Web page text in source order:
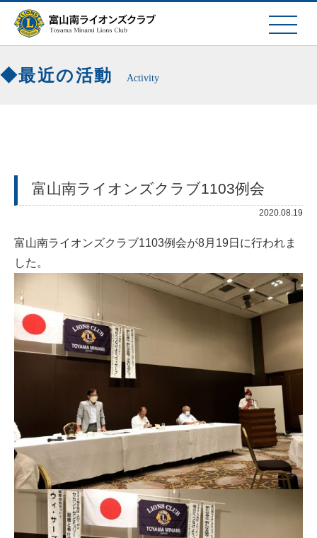
最近の活動 Activity
富山南ライオンズクラブ1103例会
2020.08.19
富山南ライオンズクラブ1103例会が8月19日に行われま
した。